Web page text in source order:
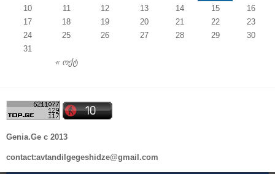
« ოქტ
10
11 12 13 14 15
16
17
18 19 20 21 22
23
24
25 26 27 28 29
30
31
Genia.Ge c 2013
contact:avtandilgegeshidze@gmail.com